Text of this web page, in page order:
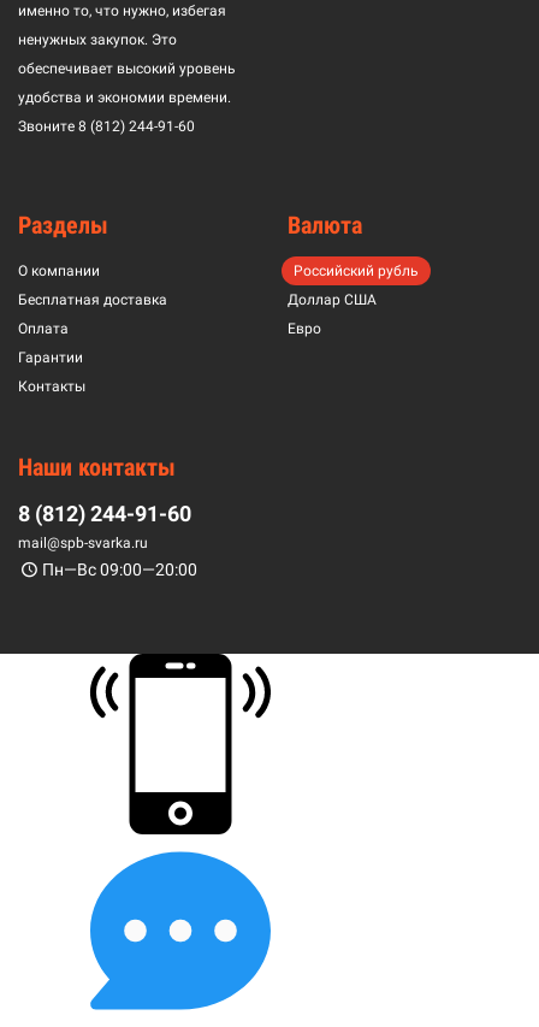
именно то, что нужно, избегая
ненужных закупок. Это
обеспечивает высокий уровень
удобства и экономии времени.
Звоните 8 (812) 244-91-60
Разделы
О компании
Бесплатная доставка
Оплата
Гарантии
Контакты
Валюта
Российский рубль
Доллар США
Евро
Наши контакты
8 (812) 244-91-60
mail@spb-svarka.ru
Пн—Вс 09:00—20:00